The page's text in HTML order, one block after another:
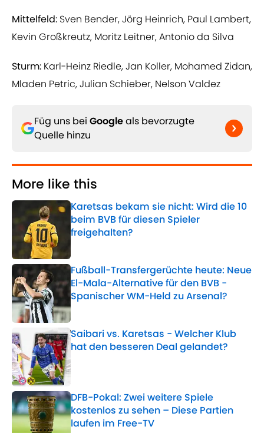
Mittelfeld: Sven Bender, Jörg Heinrich, Paul Lambert,
Kevin Großkreutz, Moritz Leitner, Antonio da Silva
Sturm: Karl-Heinz Riedle, Jan Koller, Mohamed Zidan,
Mladen Petric, Julian Schieber, Nelson Valdez
Füg uns bei Googleals bevorzugte
Quelle hinzu
More like this
Karetsas bekam sie nicht: Wird die 10
beim BVB für diesen Spieler
freigehalten?
Fußball-Transfergerüchte heute: Neue
El-Mala-Alternative für den BVB -
Spanischer WM-Held zu Arsenal?
Published by on Invalid Date
Saibari vs. Karetsas - Welcher Klub
hat den besseren Deal gelandet?
Published by on Invalid Date
DFB-Pokal: Zwei weitere Spiele
kostenlos zu sehen – Diese Partien
laufen im Free-TV